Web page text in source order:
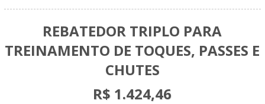
REBATEDOR TRIPLO PARA
TREINAMENTO DE TOQUES, PASSES E
CHUTES
R$ 1.424,46